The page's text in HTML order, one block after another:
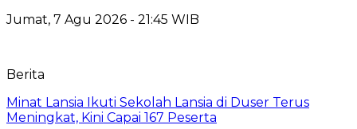
Jumat, 7 Agu 2026 - 21:45 WIB
Berita
Minat Lansia Ikuti Sekolah Lansia di Duser Terus
Meningkat, Kini Capai 167 Peserta